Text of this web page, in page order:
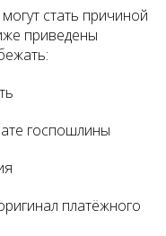
стать причиной
приведены
госпошлины
платёжного